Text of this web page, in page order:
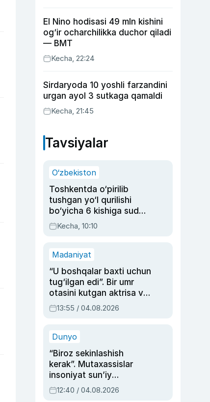
El Nino hodisasi 49 mln kishini
og‘ir ocharchilikka duchor qiladi
— BMT
Kecha, 22:24
Sirdaryoda 10 yoshli farzandini
urgan ayol 3 sutkaga qamaldi
Kecha, 21:45
Tavsiyalar
O‘zbekiston
Toshkentda o‘pirilib
tushgan yo‘l qurilishi
bo‘yicha 6 kishiga sud
hukmi o‘qildi
Kecha, 10:10
Madaniyat
“U boshqalar baxti uchun
tug‘ilgan edi”. Bir umr
otasini kutgan aktrisa va
dublyaj ustasi Rimma
Ahmedovaning
13:55 / 04.08.2026
Dunyo
“Biroz sekinlashish
kerak”. Mutaxassislar
insoniyat sun’iy
intellektni boshqara
olmay qolishidan xavotir
12:40 / 04.08.2026